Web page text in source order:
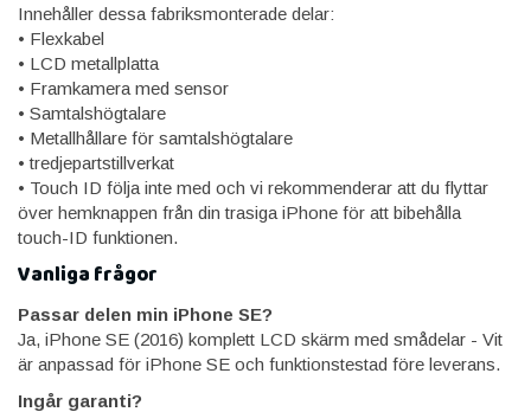
Innehåller dessa fabriksmonterade delar:
• Flexkabel
• LCD metallplatta
• Framkamera med sensor
• Samtalshögtalare
• Metallhållare för samtalshögtalare
• tredjepartstillverkat
• Touch ID följa inte med och vi rekommenderar att du flyttar
över hemknappen från din trasiga iPhone för att bibehålla
touch-ID funktionen.
Vanliga frågor
Passar delen min iPhone SE?
Ja, iPhone SE (2016) komplett LCD skärm med smådelar - Vit
är anpassad för iPhone SE och funktionstestad före leverans.
Ingår garanti?